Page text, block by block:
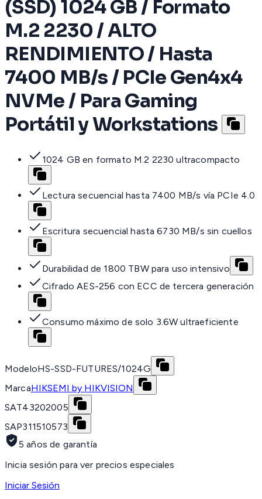
(SSD) 1024 GB / Formato
M.2 2230 / ALTO
RENDIMIENTO / Hasta
7400 MB/s / PCIe Gen4x4
NVMe / Para Gaming
Portátil y Workstations
1024 GB en formato M.2 2230 ultracompacto
Lectura secuencial hasta 7400 MB/s vía PCIe 4.0
Escritura secuencial hasta 6730 MB/s sin cuellos
Durabilidad de 1800 TBW para uso intensivo
Cifrado AES-256 con ECC de tercera generación
Consumo máximo de solo 3.6W ultraeficiente
ModeloHS-SSD-FUTURES/1024G
MarcaHIKSEMI by HIKVISION
SAT43202005
SAP311510573
5 años de garantía
Inicia sesión para ver precios especiales
Iniciar Sesión